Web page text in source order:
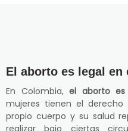
El aborto es legal en
En Colombia, el aborto
mujeres tienen el
propio cuerpo y su salud
realizar bajo ciertas